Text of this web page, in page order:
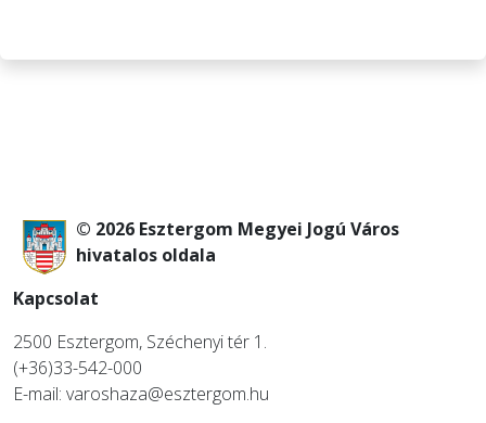
© 2026 Esztergom Megyei Jogú Város
hivatalos oldala
Kapcsolat
2500 Esztergom, Széchenyi tér 1.
(+36)33-542-000
E-mail: varoshaza@esztergom.hu